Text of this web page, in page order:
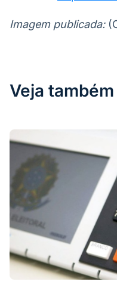
Imagem publicada:
Veja também